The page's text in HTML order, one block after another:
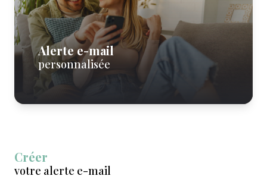
immo pro
Gestion
Locations
de
vacances
Notre
nous
Alerte e-mail
personnalisée
Créer
votre alerte e-mail